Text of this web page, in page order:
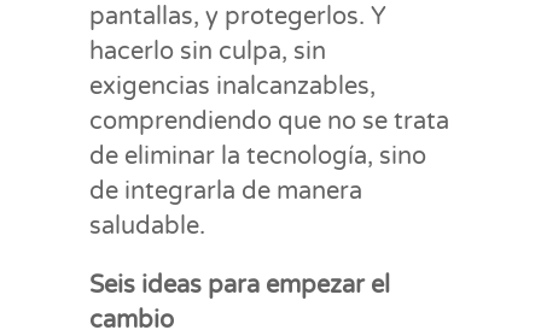
pantallas, y protegerlos. Y
hacerlo sin culpa, sin
exigencias inalcanzables,
comprendiendo que no se trata
de eliminar la tecnología, sino
de integrarla de manera
saludable.
Seis ideas para empezar el
cambio